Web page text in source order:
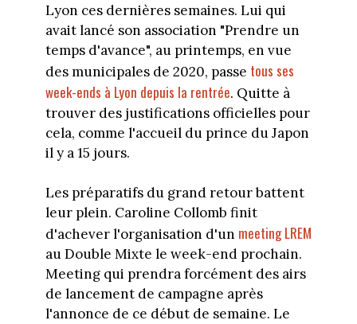
Lyon ces dernières semaines. Lui qui
avait lancé son association "Prendre un
temps d'avance", au printemps, en vue
des municipales de 2020, passe tous ses
week-ends à Lyon depuis la rentrée. Quitte à
trouver des justifications officielles pour
cela, comme l'accueil du prince du Japon
il y a 15 jours.
Les préparatifs du grand retour battent
leur plein. Caroline Collomb finit
d'achever l'organisation d'un meeting LREM
au Double Mixte le week-end prochain.
Meeting qui prendra forcément des airs
de lancement de campagne après
l'annonce de ce début de semaine. Le